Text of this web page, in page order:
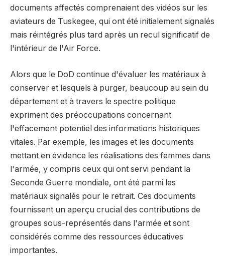
documents affectés comprenaient des vidéos sur les
aviateurs de Tuskegee, qui ont été initialement signalés
mais réintégrés plus tard après un recul significatif de
l'intérieur de l'Air Force.
Alors que le DoD continue d'évaluer les matériaux à
conserver et lesquels à purger, beaucoup au sein du
département et à travers le spectre politique
expriment des préoccupations concernant
l'effacement potentiel des informations historiques
vitales. Par exemple, les images et les documents
mettant en évidence les réalisations des femmes dans
l'armée, y compris ceux qui ont servi pendant la
Seconde Guerre mondiale, ont été parmi les
matériaux signalés pour le retrait. Ces documents
fournissent un aperçu crucial des contributions de
groupes sous-représentés dans l'armée et sont
considérés comme des ressources éducatives
importantes.